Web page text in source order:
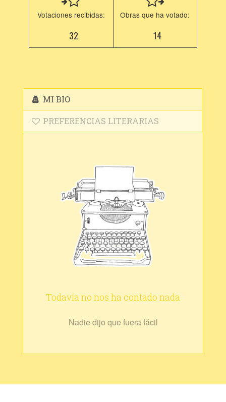
Votaciones recibidas:
32
Obras que ha votado:
14
MI BIO
PREFERENCIAS LITERARIAS
Todavía no nos ha contado nada
Nadie dijo que fuera fácil